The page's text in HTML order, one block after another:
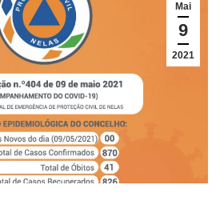
Mai
9
2021